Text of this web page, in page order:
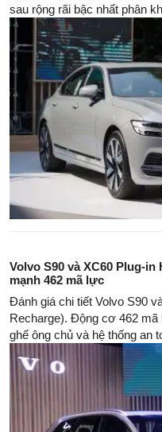
sau rộng rãi bậc nhất phân
Volvo S90 và XC60 Plug-
mạnh 462 mã lực
Đánh giá chi tiết Volvo S90
Recharge). Động cơ 462 mã
ghế ông chủ và hệ thống an